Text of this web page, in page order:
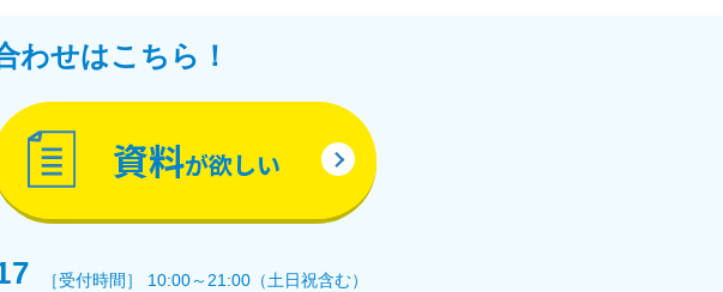
わせはこちら！
資料が欲しい
［受付時間］ 10:00～21:00（土日祝含む）